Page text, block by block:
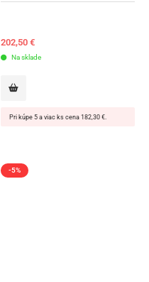
202,50 €
Na sklade
Pri kúpe 5 a viac ks cena 182,30 €.
-5%